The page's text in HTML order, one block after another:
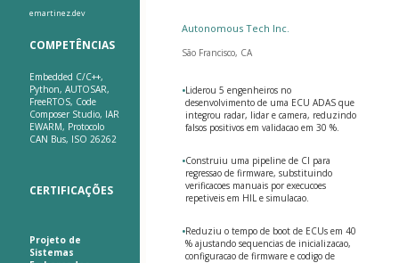
emartinez.dev
COMPETÊNCIAS
Embedded C/C++,
Python, AUTOSAR,
FreeRTOS, Code
Composer Studio, IAR
EWARM, Protocolo
CAN Bus, ISO 26262
CERTIFICAÇÕES
Projeto de
Sistemas
Autonomous Tech Inc.
São Francisco, CA
•Liderou 5 engenheiros no
desenvolvimento de uma ECU ADAS que
integrou radar, lidar e camera, reduzindo
falsos positivos em validacao em 30 %.
•Construiu uma pipeline de CI para
regressao de firmware, substituindo
verificacoes manuais por execucoes
repetiveis em HIL e simulacao.
•Reduziu o tempo de boot de ECUs em 40
% ajustando sequencias de inicializacao,
configuracao de firmware e codigo de